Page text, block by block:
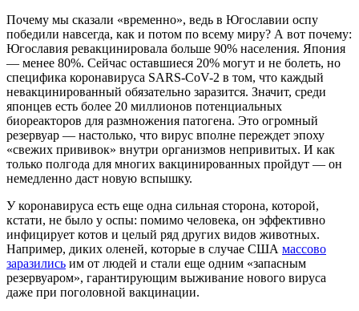
Почему мы сказали «временно», ведь в Югославии оспу
победили навсегда, как и потом по всему миру? А вот почему:
Югославия ревакцинировала больше 90% населения. Япония
— менее 80%. Сейчас оставшиеся 20% могут и не болеть, но
специфика коронавируса SARS-CoV-2 в том, что каждый
невакцинированный обязательно заразится. Значит, среди
японцев есть более 20 миллионов потенциальных
биореакторов для размножения патогена. Это огромный
резервуар — настолько, что вирус вполне переждет эпоху
«свежих прививок» внутри организмов непривитых. И как
только полгода для многих вакцинированных пройдут — он
немедленно даст новую вспышку.
У коронавируса есть еще одна сильная сторона, которой,
кстати, не было у оспы: помимо человека, он эффективно
инфицирует котов и целый ряд других видов животных.
Например, диких оленей, которые в случае США массово
заразились им от людей и стали еще одним «запасным
резервуаром», гарантирующим выживание нового вируса
даже при поголовной вакцинации.